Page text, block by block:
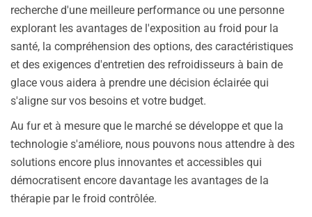
recherche d'une meilleure performance ou une personne
explorant les avantages de l'exposition au froid pour la
santé, la compréhension des options, des caractéristiques
et des exigences d'entretien des refroidisseurs à bain de
glace vous aidera à prendre une décision éclairée qui
s'aligne sur vos besoins et votre budget.
Au fur et à mesure que le marché se développe et que la
technologie s'améliore, nous pouvons nous attendre à des
solutions encore plus innovantes et accessibles qui
démocratisent encore davantage les avantages de la
thérapie par le froid contrôlée.